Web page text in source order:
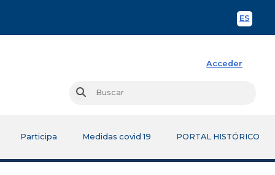
ES
Acceder
Buscar
Participa Medidas covid 19 PORTAL HISTÓRICO